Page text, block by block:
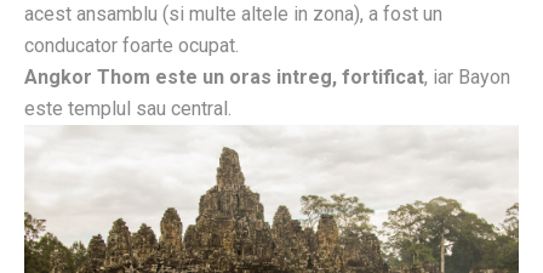
acest ansamblu (si multe altele in zona), a fost un
conducator foarte ocupat.
Angkor Thom este un oras intreg, fortificat, iar Bayon
este templul sau central.